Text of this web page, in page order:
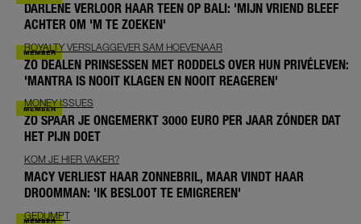
DARLENE VERLOOR HAAR TEEN OP BALI: 'MIJN VRIEND BLEEF
ACHTER OM 'M TE ZOEKEN'
ROYALTY VERSLAGGEVER SAM HOEVENAAR
ZO DEALEN PRINSESSEN MET RODDELS OVER HUN PRIVÉLEVEN:
'MANTRA IS NOOIT KLAGEN EN NOOIT REAGEREN'
MONEY ISSUES
ZO SPAAR JE ONGEMERKT 3000 EURO PER JAAR ZÓNDER DAT
HET PIJN DOET
KOM JE HIER VAKER?
MACY VERLIEST HAAR ZONNEBRIL, MAAR VINDT HAAR
DROOMMAN: 'IK BESLOOT TE EMIGREREN'
GEDUMPT